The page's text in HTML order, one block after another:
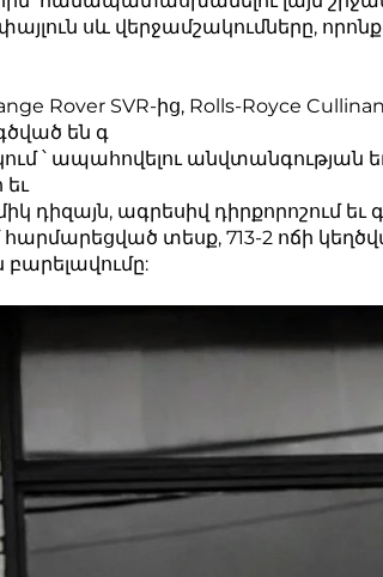
սև վերջամշակումները, որոնք
Rover SVR-ից, Rolls-Royce
են գ
՝ ապահովելու
ագրեսիվ դիրքորոշում եւ
տեսք, 713-2 ոճի